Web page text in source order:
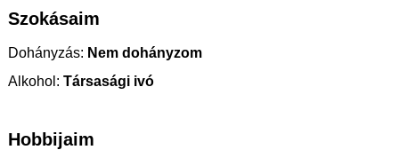
Szokásaim
Dohányzás: Nem dohányzom
Alkohol: Társasági ivó
Hobbijaim